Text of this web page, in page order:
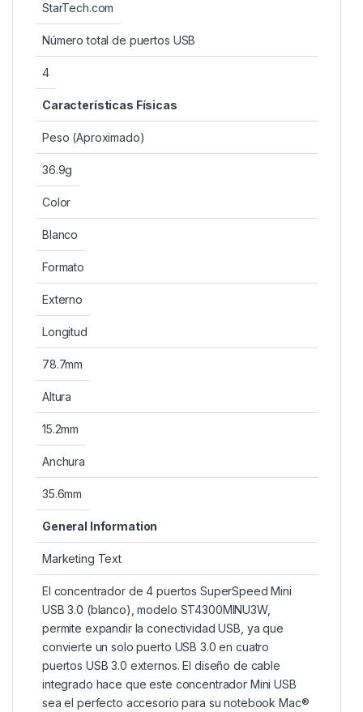
StarTech.com
Número total de puertos USB
4
Características Físicas
Peso (Aproximado)
36.9g
Color
Blanco
Formato
Externo
Longitud
78.7mm
Altura
15.2mm
Anchura
35.6mm
General Information
Marketing Text
El concentrador de 4 puertos SuperSpeed Mini
USB 3.0 (blanco), modelo ST4300MINU3W,
permite expandir la conectividad USB, ya que
convierte un solo puerto USB 3.0 en cuatro
puertos USB 3.0 externos. El diseño de cable
integrado hace que este concentrador Mini USB
sea el perfecto accesorio para su notebook Mac®